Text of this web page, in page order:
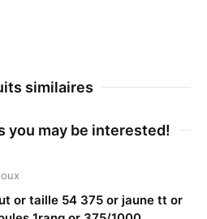
similaires
you may be interested!
or taille 54 375 or jaune tt or